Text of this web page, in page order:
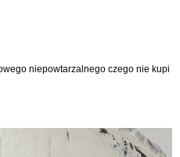
niepowtarzalnego czego nie kupi